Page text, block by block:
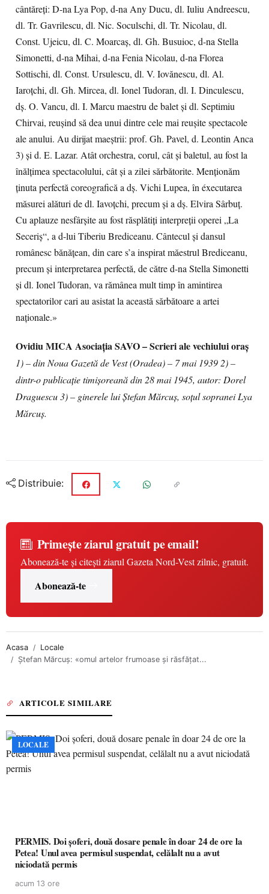
cântăreţi: D-na Lya Pop, d-na Any Ducu, dl. Iuliu Andreescu,
dl. Tr. Gavrilescu, dl. Nic. Soculschi, dl. Tr. Nicolau, dl.
Const. Ujeicu, dl. C. Moarcaş, dl. Gh. Busuioc, d-na Stella
Simonetti, d-na Mihai, d-na Fenia Nicolau, d-na Florea
Sottischi, dl. Const. Ursulescu, dl. V. Iovănescu, dl. Al.
Iaroţchi, dl. Gh. Mircea, dl. Ionel Tudoran, dl. I. Dinculescu,
dş. O. Vancu, dl. I. Marcu maestru de balet şi dl. Septimiu
Chirvai, reuşind să dea unui dintre cele mai reuşite spectacole
ale anului. Au dirijat maeştrii: prof. Gh. Pavel, d. Leontin Anca
3) şi d. E. Lazar. Atât orchestra, corul, cât şi baletul, au fost la
înălţimea spectacolului, cât şi a zilei sărbătorite. Menţionăm
ţinuta perfectă coreografică a dş. Vichi Lupea, în éxecutarea
măsurei alături de dl. Iavoţchi, precum şi a dş. Elvira Sârbuţ.
Cu aplauze nesfârşite au fost răsplătiţi interpreţii operei „La
Seceriş“, a d-lui Tiberiu Brediceanu. Cântecul şi dansul
românesc bănăţean, din care s’a inspirat măestrul Brediceanu,
precum şi interpretarea perfectă, de către d-na Stella Simonetti
şi dl. Ionel Tudoran, va rămânea mult timp în amintirea
spectatorilor cari au asistat la această sărbătoare a artei
naţionale.»
Ovidiu MICA Asociaţia SAVO –Scrieri ale vechiului oraş
1) – din Noua Gazetă de Vest (Oradea) – 7 mai 1939 2) –
dintr-o publicaţie timişoreană din 28 mai 1945, autor: Dorel
Draguescu3) – ginerele lui Ştefan Mărcuş, soţul sopranei Lya
Mărcuş.
Distribuie:
Primește ziarul gratuit pe email!
Abonează-te și citești ziarul Gazeta Nord-Vest zilnic, gratuit.
Abonează-te
Acasa
Locale
Ştefan Mărcuş: «omul artelor frumoase şi răsfăţat...
ARTICOLE SIMILARE
LOCALE
PERMIS. Doi șoferi, două dosare penale în doar 24 de ore la
Petea! Unul avea permisul suspendat, celălalt nu a avut
niciodată permis
acum 13 ore